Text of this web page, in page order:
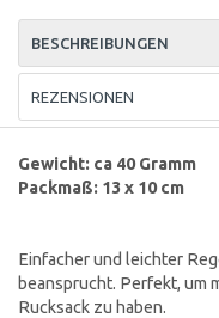
BESCHREIBUNGEN
REZENSIONEN
Gewicht: ca 40 Gramm
Packmaß: 13 x 10 cm
Einfacher und leichter
beansprucht. Perfekt, um
Rucksack zu haben.